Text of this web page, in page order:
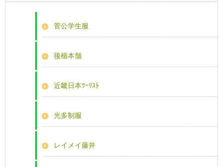
菅公学生服
後楯本舗
近畿日本ﾂｰﾘｽﾄ
光多制服
レイメイ藤井